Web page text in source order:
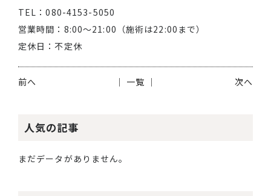
TEL：080-4153-5050
営業時間：8:00～21:00（施術は22:00まで）
定休日：不定休
前へ 次へ
│ 一覧 │
人気の記事
まだデータがありません。